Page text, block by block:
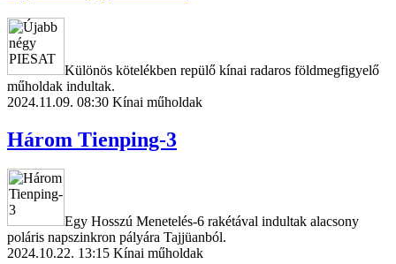
Különös kötelékben repülő kínai radaros földmegfigyelő
műholdak indultak.
2024.11.09. 08:30 Kínai műholdak
Három Tienping-3
Egy Hosszú Menetelés-6 rakétával indultak alacsony
poláris napszinkron pályára Tajjüanból.
2024.10.22. 13:15 Kínai műholdak